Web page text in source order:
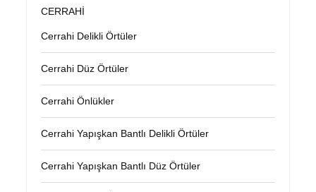
CERRAHİ
Cerrahi Delikli Örtüler
Cerrahi Düz Örtüler
Cerrahi Önlükler
Cerrahi Yapışkan Bantlı Delikli Örtüler
Cerrahi Yapışkan Bantlı Düz Örtüler